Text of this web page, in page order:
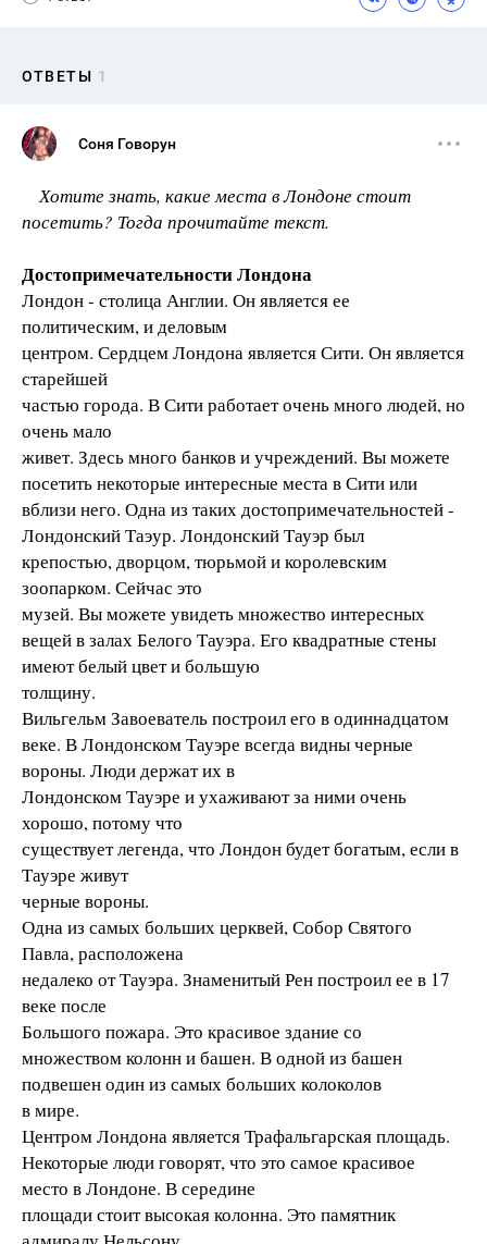
ОТВЕТЫ 1
Соня Говорун
Хотите знать, какие места в Лондоне стоит
посетить? Тогда прочитайте текст.
Достопримечательности Лондона
Лондон - столица Англии. Он является ее
политическим, и деловым
центром. Сердцем Лондона является Сити. Он является
старейшей
частью города. В Сити работает очень много людей, но
очень мало
живет. Здесь много банков и учреждений. Вы можете
посетить некоторые интересные места в Сити или
вблизи него. Одна из таких достопримечательностей -
Лондонский Таэур. Лондонский Тауэр был
крепостью, дворцом, тюрьмой и королевским
зоопарком. Сейчас это
музей. Вы можете увидеть множество интересных
вещей в залах Белого Тауэра. Его квадратные стены
имеют белый цвет и большую
толщину.
Вильгельм Завоеватель построил его в одиннадцатом
веке. В Лондонском Тауэре всегда видны черные
вороны. Люди держат их в
Лондонском Тауэре и ухаживают за ними очень
хорошо, потому что
существует легенда, что Лондон будет богатым, если в
Тауэре живут
черные вороны.
Одна из самых больших церквей, Собор Святого
Павла, расположена
недалеко от Тауэра. Знаменитый Рен построил ее в 17
веке после
Большого пожара. Это красивое здание со
множеством колонн и башен. В одной из башен
подвешен один из самых больших колоколов
в мире.
Центром Лондона является Трафальгарская площадь.
Некоторые люди говорят, что это самое красивое
место в Лондоне. В середине
площади стоит высокая колонна. Это памятник